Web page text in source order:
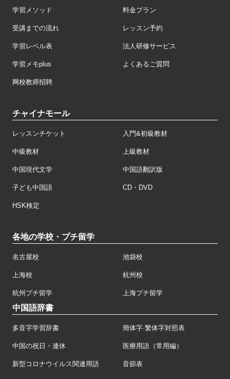
学習メソッド 料金プラン
受講までの流れ レッスン予約
学習レベル表 法人研修サービス
学習メモplus よくあるご質問
网校教师招聘
チャイナモール
レッスンチケット 入門&初級教材
中級教材 上級教材
中国現代文学 中国語翻訳版
子ども中国語 CD・DVD
HSK検定
各地の学校・プチ留学
名古屋校 池袋校
上海校 杭州校
杭州プチ留学 上海プチ留学
中国語辞書
多音字学習辞書 簡体字·繁体字対照表
中国の祝日・連休 医療用語（常用編）
新型コロナウイルス関連用語 音節表